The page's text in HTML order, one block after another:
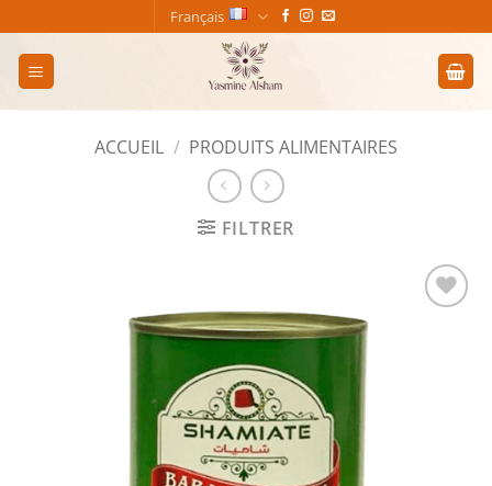
au
contenu
Français
ACCUEIL / PRODUITS ALIMENTAIRES
FILTRER